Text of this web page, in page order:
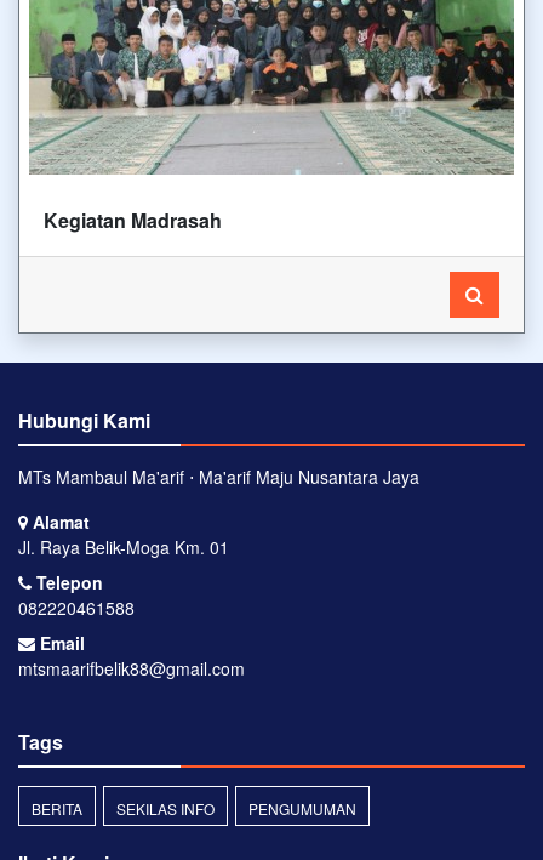
Kegiatan Madrasah
Hubungi Kami
MTs Mambaul Ma'arif ⋅ Ma'arif Maju Nusantara Jaya
Alamat
Jl. Raya Belik-Moga Km. 01
Telepon
082220461588
Email
mtsmaarifbelik88@gmail.com
Tags
BERITA SEKILAS INFO PENGUMUMAN